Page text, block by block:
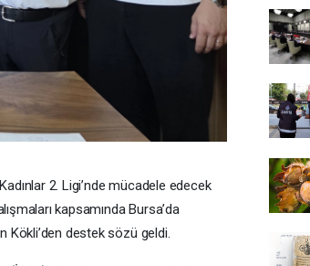
2. Ligi’nde mücadele edecek
kapsamında Bursa’da
Kökli’den destek sözü geldi.